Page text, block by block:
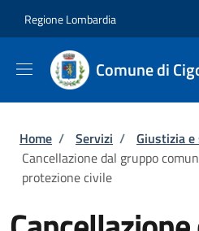
Regione Lombardia
Comune di
Briciole di pane
Home / Servizi / Giustizia
Cancellazione dal gruppo
protezione civile